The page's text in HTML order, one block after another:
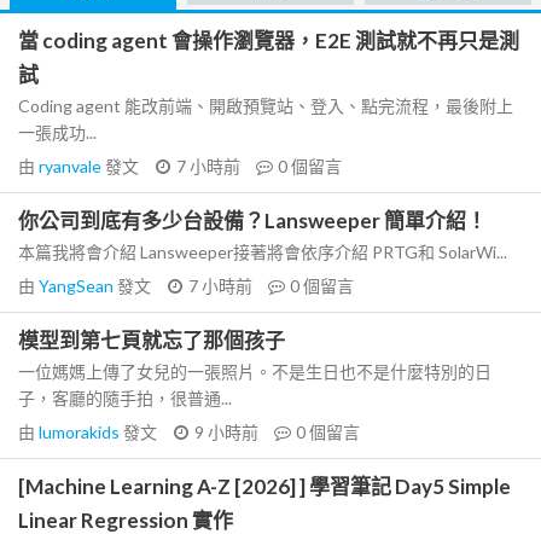
當 coding agent 會操作瀏覽器，E2E 測試就不再只是測
試
Coding agent 能改前端、開啟預覽站、登入、點完流程，最後附上
一張成功...
由 ryanvale發文 7 小時前 0個留言
你公司到底有多少台設備？Lansweeper 簡單介紹！
本篇我將會介紹 Lansweeper接著將會依序介紹 PRTG和 SolarWi...
由 YangSean 發文 7 小時前 0個留言
模型到第七頁就忘了那個孩子
一位媽媽上傳了女兒的一張照片。不是生日也不是什麼特別的日
子，客廳的隨手拍，很普通...
由 lumorakids 發文 9 小時前 0個留言
[Machine Learning A-Z [2026] ] 學習筆記 Day5 Simple
Linear Regression 實作